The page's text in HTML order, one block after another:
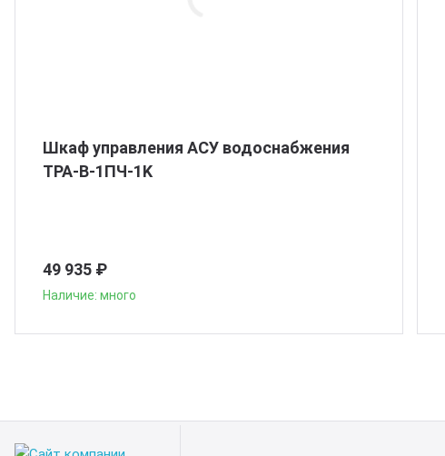
Шкаф управления АСУ водоснабжения
ТРА-В-1ПЧ-1K
49 935 ₽
Наличие: много